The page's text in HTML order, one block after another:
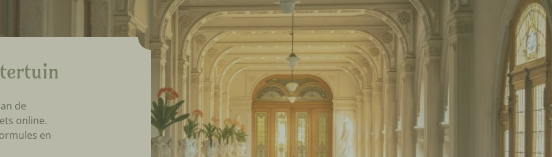
de
online.
en